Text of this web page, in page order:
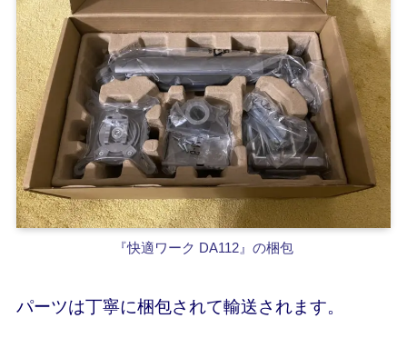
『快適ワーク DA112』の梱包
パーツは丁寧に梱包されて輸送されます。